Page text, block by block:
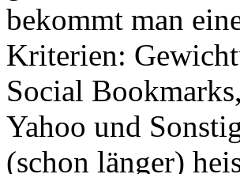
bekommt man
Kriterien:
Social
Yahoo und
(schon länger)